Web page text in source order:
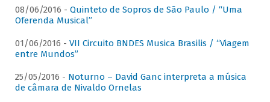
08/06/2016 - Quinteto de Sopros de São Paulo / “Uma
Oferenda Musical”
01/06/2016 - VII Circuito BNDES Musica Brasilis / “Viagem
entre Mundos”
25/05/2016 - Noturno – David Ganc interpreta a música
de câmara de Nivaldo Ornelas